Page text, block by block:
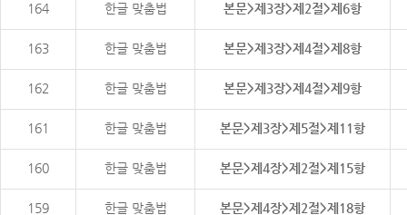
164 한글 맞춤법 본문>제3장>제2절>제6항
163 한글 맞춤법 본문>제3장>제4절>제8항
162 한글 맞춤법 본문>제3장>제4절>제9항
161 한글 맞춤법 본문>제3장>제5절>제11항
160 한글 맞춤법 본문>제4장>제2절>제15항
159 한글 맞춤법 본문>제4장>제2절>제18항